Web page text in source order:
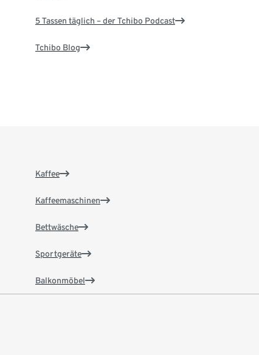
5 Tassen täglich – der Tchibo Podcast
Tchibo Blog
Kaffee
Kaffeemaschinen
Bettwäsche
Sportgeräte
Balkonmöbel